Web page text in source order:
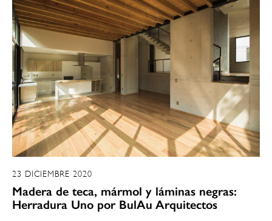
23 DICIEMBRE 2020
Madera de teca, mármol y láminas negras:
Herradura Uno por BulAu Arquitectos